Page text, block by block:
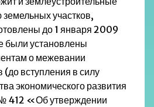
участков,
до 1 января 2009
были установлены
о межевании
(до вступления в силу
экономического развития
412 «Об утверждении